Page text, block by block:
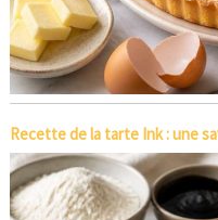
Recette de la tarte Ink : une